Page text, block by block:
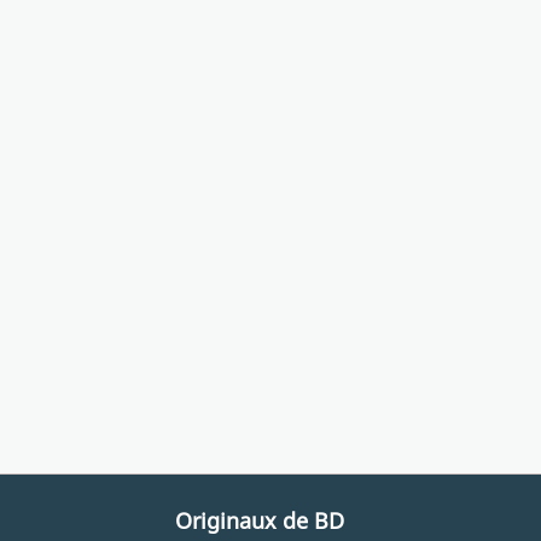
Originaux de BD